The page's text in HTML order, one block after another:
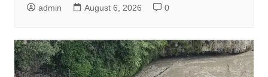
admin August 6, 2026 0